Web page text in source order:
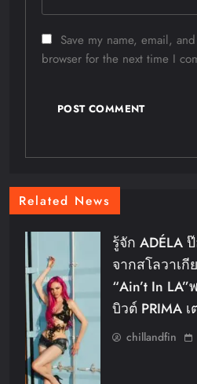
Save my name, email,
browser for the next time I
Related News
รู้จัก ADÉLA
จากสโลวาเกี
“Ain’t In
บิวต์ PRIMA
chillandfin